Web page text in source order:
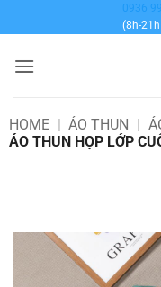
qua
dung
0936
(8h-
HOME | ÁO THUN |
ÁO THUN HỌP LỚP